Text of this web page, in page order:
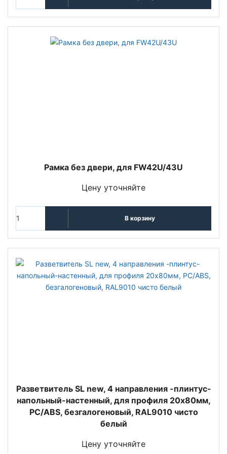
Рамка без двери, для FW42U/43U
Цену уточняйте
В корзину
Разветвитель SL new, 4 направления -плинтус-
напольный-настенный, для профиля 20х80мм,
PC/ABS, безгалогеновый, RAL9010 чисто
белый
Цену уточняйте